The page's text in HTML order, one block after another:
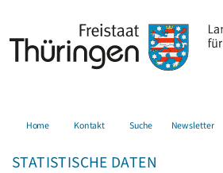
Home Kontakt Suche Newsletter
STATISTISCHE DATEN